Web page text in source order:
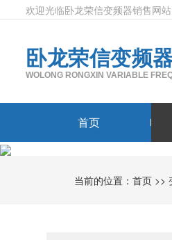
欢迎光临卧龙荣信变频器销售网站
卧龙荣信变频
WOLONG RONGXIN VARIABLE
首页
当前的位置：首页 >>